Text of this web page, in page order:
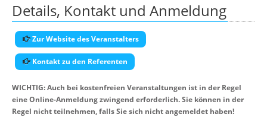
Details, Kontakt und Anmeldung
Zur Website des Veranstalters
Kontakt zu den Referenten
WICHTIG: Auch bei kostenfreien Veranstaltungen ist in der Regel
eine Online-Anmeldung zwingend erforderlich. Sie können in der
Regel nicht teilnehmen, falls Sie sich nicht angemeldet haben!